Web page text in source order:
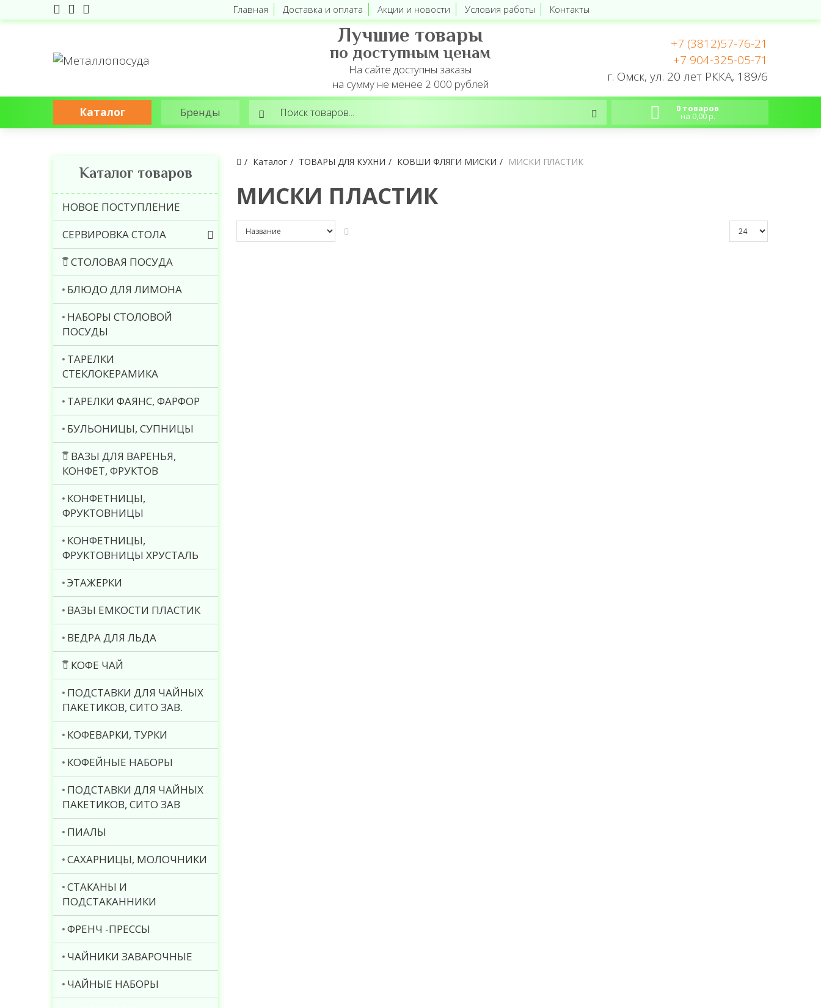
Главная Доставка и оплата Акции и новости Условия работы Контакты
Лучшие товары
по доступным ценам
На сайте доступны заказы
на сумму не менее 2 000 рублей
+7 (3812)57-76-21
+7 904-325-05-71
г. Омск, ул. 20 лет РККА, 189/6
Каталог Бренды 0 товаров
на 0,00 р.
Каталог товаров
НОВОЕ ПОСТУПЛЕНИЕ
СЕРВИРОВКА СТОЛА
СТОЛОВАЯ ПОСУДА
БЛЮДО ДЛЯ ЛИМОНА
НАБОРЫ СТОЛОВОЙ
ПОСУДЫ
ТАРЕЛКИ
СТЕКЛОКЕРАМИКА
ТАРЕЛКИ ФАЯНС, ФАРФОР
БУЛЬОНИЦЫ, СУПНИЦЫ
ВАЗЫ ДЛЯ ВАРЕНЬЯ,
КОНФЕТ, ФРУКТОВ
КОНФЕТНИЦЫ,
ФРУКТОВНИЦЫ
КОНФЕТНИЦЫ,
ФРУКТОВНИЦЫ ХРУСТАЛЬ
ЭТАЖЕРКИ
ВАЗЫ ЕМКОСТИ ПЛАСТИК
ВЕДРА ДЛЯ ЛЬДА
КОФЕ ЧАЙ
ПОДСТАВКИ ДЛЯ ЧАЙНЫХ
ПАКЕТИКОВ, СИТО ЗАВ.
КОФЕВАРКИ, ТУРКИ
КОФЕЙНЫЕ НАБОРЫ
ПОДСТАВКИ ДЛЯ ЧАЙНЫХ
ПАКЕТИКОВ, СИТО ЗАВ
ПИАЛЫ
САХАРНИЦЫ, МОЛОЧНИКИ
СТАКАНЫ И
ПОДСТАКАННИКИ
ФРЕНЧ -ПРЕССЫ
ЧАЙНИКИ ЗАВАРОЧНЫЕ
ЧАЙНЫЕ НАБОРЫ
Каталог ТОВАРЫ ДЛЯ КУХНИ КОВШИ ФЛЯГИ МИСКИ МИСКИ ПЛАСТИК
МИСКИ ПЛАСТИК